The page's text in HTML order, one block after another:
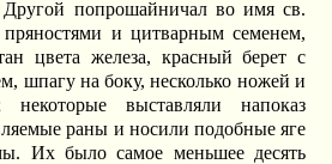
попрошайничал во имя св.
пряностями и цитварным семенем,
цвета железа, красный берет с
шпагу на боку, несколько ножей и
выставляли напоказ
раны и носили подобные яге
Их было самое меньшее десять